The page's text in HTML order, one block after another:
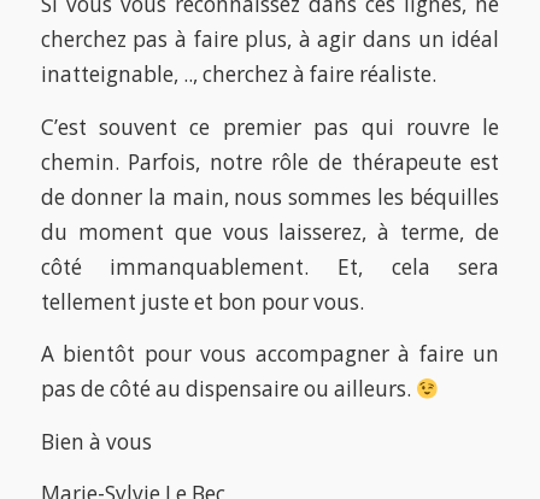
cherchez pas à faire plus, à agir dans un idéal
inatteignable, .., cherchez à faire réaliste.
C’est souvent ce premier pas qui rouvre le
chemin. Parfois, notre rôle de thérapeute est
de donner la main, nous sommes les béquilles
du moment que vous laisserez, à terme, de
côté immanquablement. Et, cela sera
tellement juste et bon pour vous.
A bientôt pour vous accompagner à faire un
pas de côté au dispensaire ou ailleurs.
Bien à vous